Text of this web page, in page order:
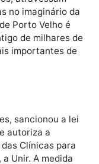
atravessam
no imaginário
antigo de milhares